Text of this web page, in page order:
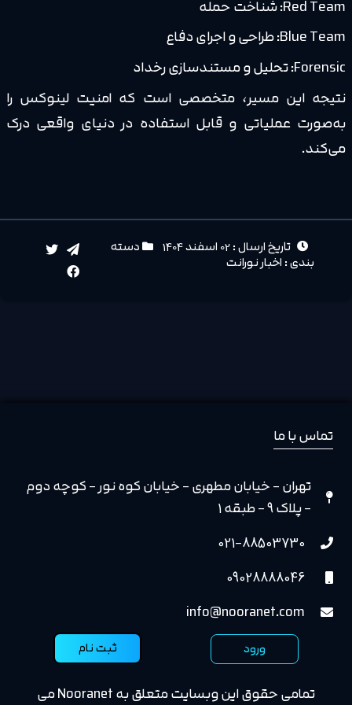
Red Team: شناخت حمله
Blue Team: طراحی و اجرای دفاع
Forensic: تحلیل و مستندسازی رخداد
نتیجه این مسیر، متخصصی است که امنیت لینوکس را
به‌صورت عملیاتی و قابل استفاده در دنیای واقعی درک
می‌کند.
تاریخ ارسال : 02 اسفند 1404 دسته
بندی :اخبار نورانت
تماس با ما
تهران - خیابان مطهری - خیابان کوه نور - کوچه دوم
- پلاک 9 - طبقه 1
021-88503730
09028888046
info@nooranet.com
ورود ثبت نام
تمامی حقوق این وبسایت متعلق به Nooranet می